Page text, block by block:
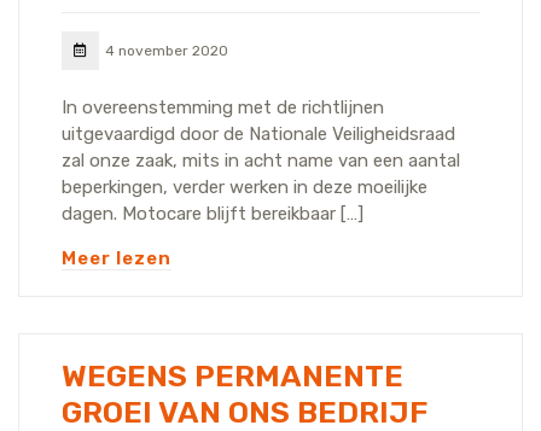
4 november 2020
In overeenstemming met de richtlijnen
uitgevaardigd door de Nationale Veiligheidsraad
zal onze zaak, mits in acht name van een aantal
beperkingen, verder werken in deze moeilijke
dagen. Motocare blijft bereikbaar […]
Meer lezen
WEGENS PERMANENTE
GROEI VAN ONS BEDRIJF